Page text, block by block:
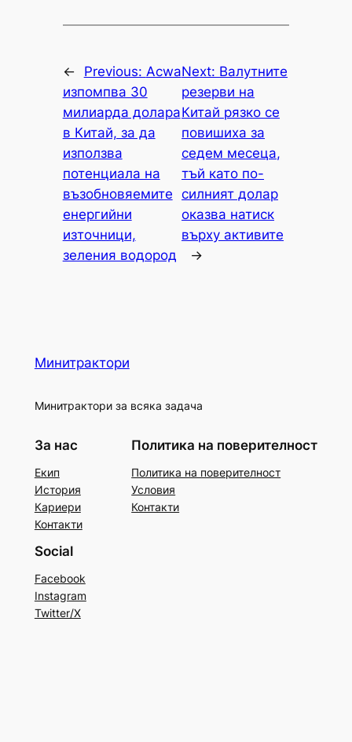
← Previous: Acwa
изпомпва 30
милиарда долара
в Китай, за да
използва
потенциала на
възобновяемите
енергийни
източници,
зеления водород
Next: Валутните
резерви на
Китай рязко се
повишиха за
седем месеца,
тъй като по-
силният долар
оказва натиск
върху активите
→
Минитрактори
Минитрактори за всяка задача
За нас
Екип
История
Кариери
Контакти
Политика на поверителност
Политика на поверителност
Условия
Контакти
Social
Facebook
Instagram
Twitter/X